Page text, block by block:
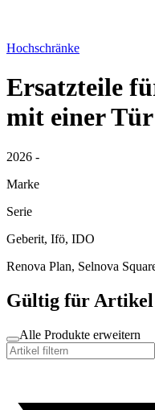
Hochschränke
Ersatzteile
mit einer Tür
2026 -
Marke
Serie
Geberit, Ifö, IDO
Renova Plan, Selnova
Gültig für Artikel
Alle Produkte erweitern